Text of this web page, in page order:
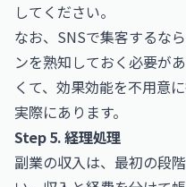
してください。
なお、SNSで集客するな
ンを熟知しておく必要が
くて、効果効能を不用意
実際にあります。
Step 5. 経理処理
副業の収入は、最初の段